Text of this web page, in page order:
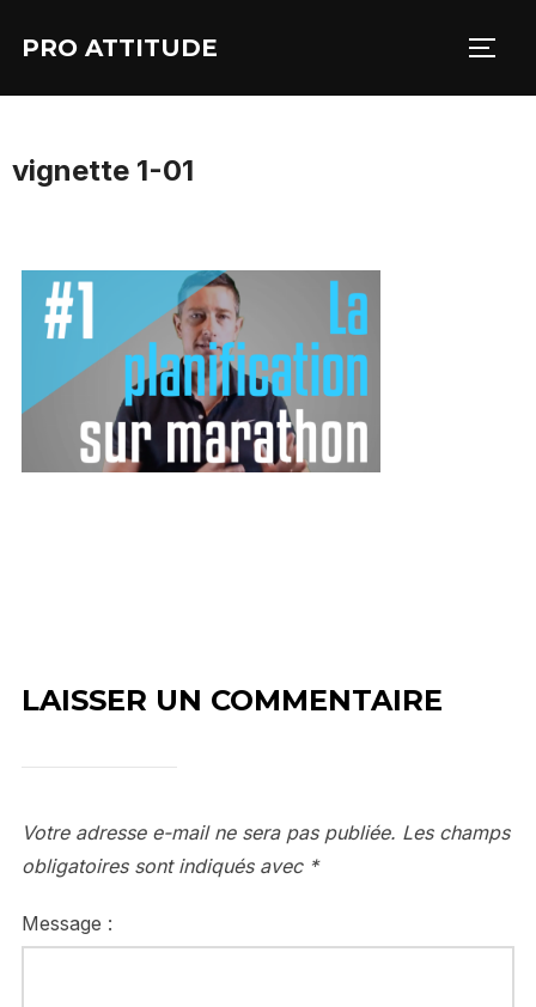
PRO ATTITUDE
vignette 1-01
LAISSER UN COMMENTAIRE
Votre adresse e-mail ne sera pas publiée. Les champs
obligatoires sont indiqués avec *
Message :